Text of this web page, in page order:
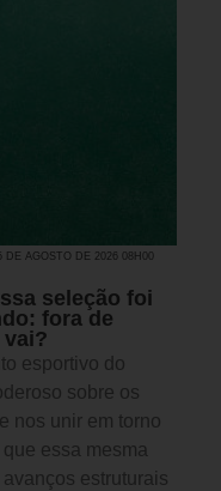
DE AGOSTO DE 2026 08H00
seleção foi
fora de
esportivo do
sobre os
nos unir em torno
essa mesma
estruturais